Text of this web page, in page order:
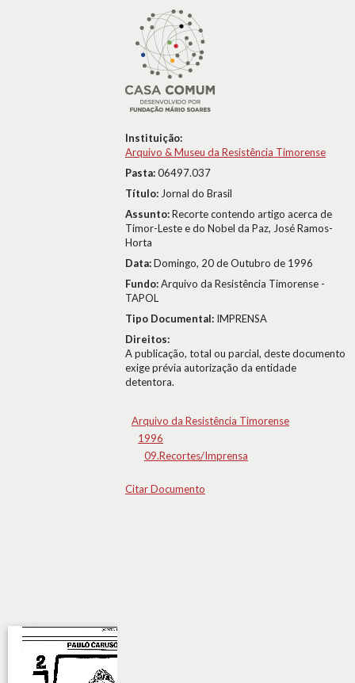
Instituição:
Arquivo & Museu da Resistência Timorense
Pasta:06497.037
Título: Jornal do Brasil
Assunto:Recorte contendo artigo acerca de
Timor-Leste e do Nobel da Paz, José Ramos-
Horta
Data:Domingo, 20 de Outubro de 1996
Fundo:Arquivo da Resistência Timorense -
TAPOL
Tipo Documental: IMPRENSA
Direitos:
A publicação, total ou parcial, deste documento
exige prévia autorização da entidade
detentora.
Arquivo da Resistência Timorense
1996
09.Recortes/Imprensa
Citar Documento